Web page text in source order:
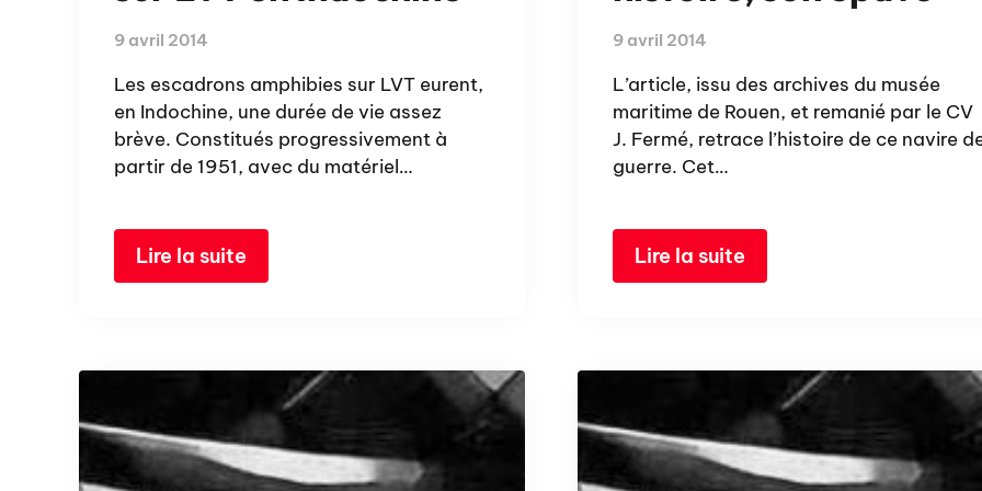
9 avril 2014
Les escadrons amphibies sur LVT eurent,
en Indochine, une durée de vie assez
brève. Constitués progressivement à
partir de 1951, avec du matériel…
Lire la suite
9 avril 2014
L’article, issu des archives du musée
maritime de Rouen, et remanié par le CV
J. Fermé, retrace l’histoire de ce navire
guerre. Cet…
Lire la suite